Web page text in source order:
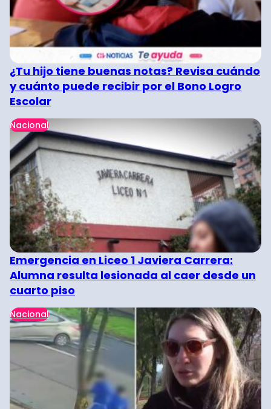
¿Tu hijo tiene buenas notas? Revisa cuándo
y cuánto puede recibir por el Bono Logro
Escolar
Nacional
Emergencia en Liceo 1 Javiera Carrera:
Alumna resulta lesionada al caer desde un
cuarto piso
Nacional